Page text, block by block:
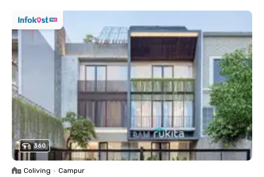
360
Coliving • Campur